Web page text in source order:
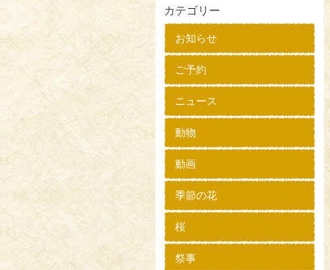
カテゴリー
お知らせ
ご予約
ニュース
動物
動画
季節の花
桜
祭事